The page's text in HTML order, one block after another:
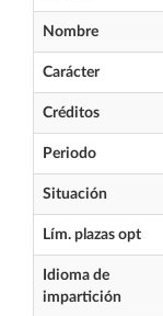
Nombre
Carácter
Créditos
Periodo
Situación
Lím. plazas opt
Idioma de
impartición